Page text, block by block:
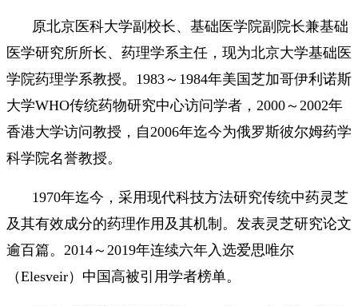
原北京医科大学副校长、基础医学院副院长兼基础
医学研究所所长、药理学系主任，现为北京大学基础医
学院药理学系教授。1983～1984年美国芝加哥伊利诺斯
大学WHO传统药物研究中心访问学者，2000～2002年
香港大学访问教授，自2006年迄今为俄罗斯彼尔姆药学
科学院名誉教授。
1970年迄今，采用现代科技方法研究传统中药灵芝
及其有效成分的药理作用及其机制。发表灵芝研究论文
逾百篇。2014～2019年连续六年入选爱思唯尔
（Elesveir）中国高被引用学者榜单。